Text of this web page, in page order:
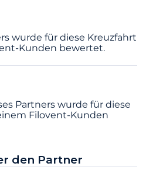
wurde für diese Kreuzfahrt
Kunden bewertet.
Partners wurde für diese
Filovent-Kunden
den Partner